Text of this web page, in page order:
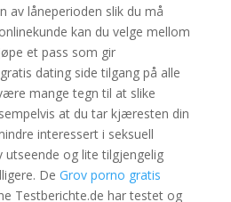
av låneperioden slik du må
kan du velge mellom
et pass som gir
dating side tilgang på alle
mange tegn til at slike
at du tar kjæresten din
interessert i seksuell
og lite tilgjengelig
De Grov porno gratis
Testberichte.de har testet og